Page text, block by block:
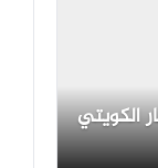
الكويتي